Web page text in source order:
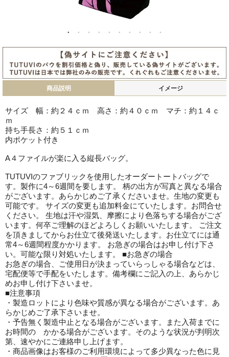
商品説明 イメージ
サイズ 幅：約２４ｃｍ 高さ：約４０ｃｍ マチ：約１４ｃ
ｍ
持ち手長さ：約５１ｃｍ
内ポケット付き
A４ファイルが楽に入る縦長バッグ。
TUTUVIのファブリックを使用したオーダートートバッグで
す。製作に4～6週間を要します。 柄の出方が写真と異なる場合
がございます。あらかじめご了承くださいませ。生地の変更も
可能です。 サイズの変更も追加料金にていたします。お問合せ
ください。 生地は汗や湿気、摩擦により色落ちする場合がござ
います。何卒ご理解のほどよろしくお願いいたします。 ご注文
を頂きましてからお仕立て後発送いたします。お仕立てには通
常4～6週間程度かかります。 お急ぎの場合はお申し付け下さ
い。可能な限り対処いたします。 ■お急ぎの場合
お急ぎの場合、ご使用日が決まっていらっしゃる場合などは、
宅配便等で手配をいたします。備考欄にご記入の上、あらかじ
めお申し付け下さいませ。
■注意事項
・製造ロットにより色味や質感が異なる場合がございます。あ
らかじめご了承下さいませ。
・予告無く製造中止となる場合がございます。また入荷までに
お時間の かかる場合がございます。そのような状況が判明次
第、速やかにご連絡申し上げます。
・商品画像はお客様のご利用環境によって多少異なった色に見